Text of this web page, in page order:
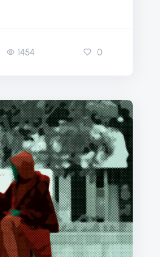
1454 0